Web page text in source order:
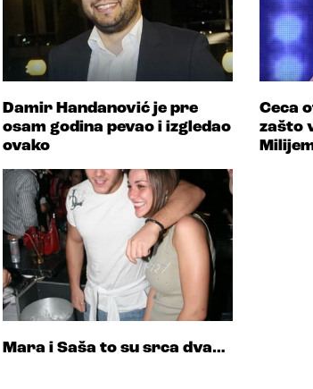
Damir Handanović je pre
osam godina pevao i izgledao
ovako
Ceca
zašto
Mara i Saša to su srca dva…